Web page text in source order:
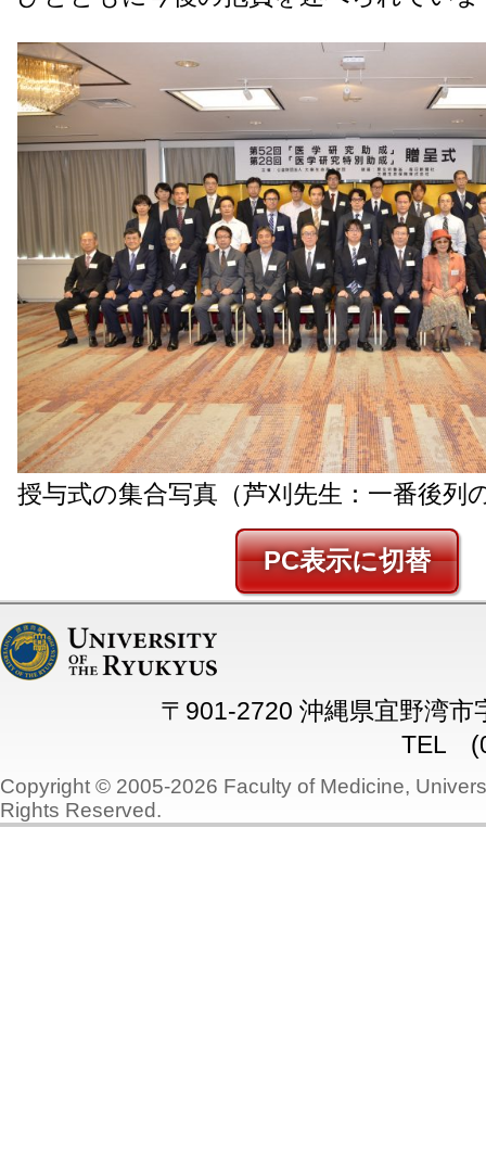
授与式の集合写真（芦刈先生：一番後列
PC
〒901-2720 沖縄県宜野湾市
TEL
Copyright © 2005-2026 Faculty of Medicine,
Rights Reserved.